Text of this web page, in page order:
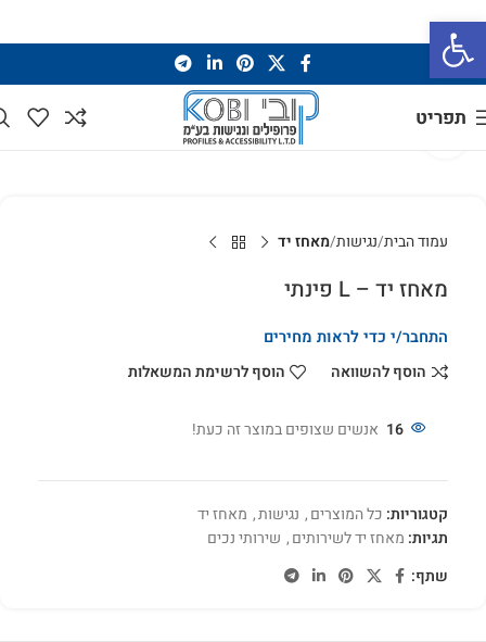
פתח סרגל נגישות
תפריט
עמוד הבית נגישות מאחז יד
מאחז יד – L פינתי
התחבר/י כדי לראות מחירים
הוסף להשוואה
הוסף לרשימת המשאלות
16 אנשים שצופים במוצר זה כעת!
קטגוריות: כל המוצרים, נגישות, מאחז יד
תגיות: מאחז יד לשירותים, שירותי נכים
שתף: